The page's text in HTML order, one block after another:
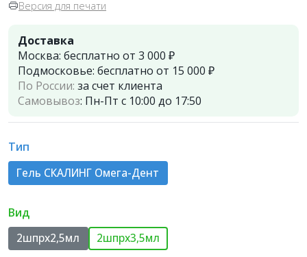
Версия для печати
Доставка
Москва: бесплатно от 3 000 ₽
Подмосковье: бесплатно от 15 000 ₽
По России: за счет клиента
Самовывоз: Пн-Пт с 10:00 до 17:50
Тип
Гель СКАЛИНГ Омега-Дент
Вид
2шпрх2,5мл 2шпрх3,5мл